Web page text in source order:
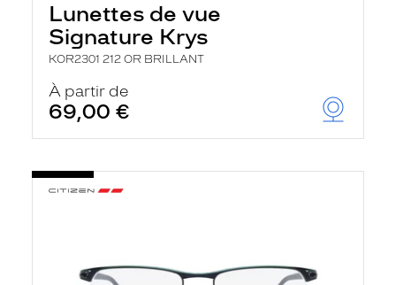
Lunettes de vue
Signature Krys
KOR2301 212 OR BRILLANT
À partir de
69,00 €